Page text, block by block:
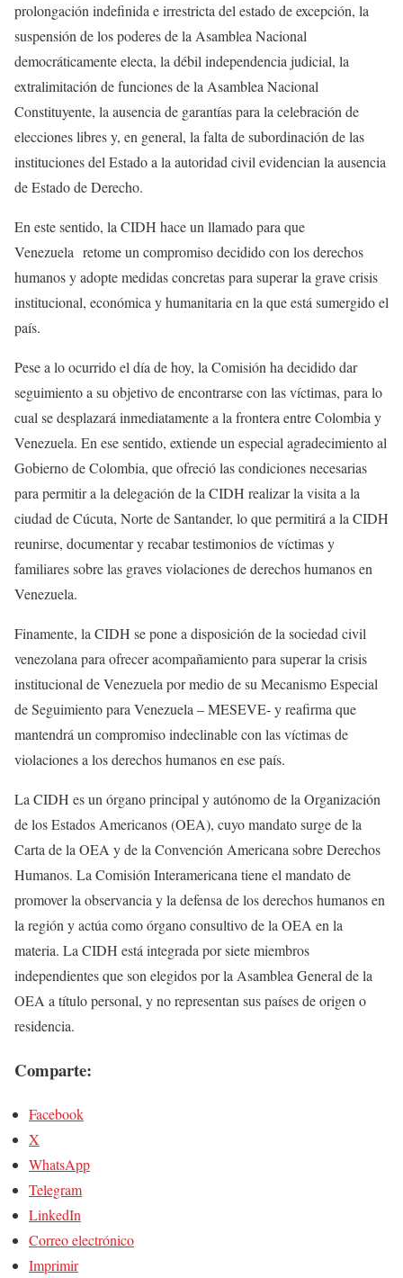
prolongación indefinida e irrestricta del estado de excepción, la
suspensión de los poderes de la Asamblea Nacional
democráticamente electa, la débil independencia judicial, la
extralimitación de funciones de la Asamblea Nacional
Constituyente, la ausencia de garantías para la celebración de
elecciones libres y, en general, la falta de subordinación de las
instituciones del Estado a la autoridad civil evidencian la ausencia
de Estado de Derecho.
En este sentido, la CIDH hace un llamado para que
Venezuela retome un compromiso decidido con los derechos
humanos y adopte medidas concretas para superar la grave crisis
institucional, económica y humanitaria en la que está sumergido el
país.
Pese a lo ocurrido el día de hoy, la Comisión ha decidido dar
seguimiento a su objetivo de encontrarse con las víctimas, para lo
cual se desplazará inmediatamente a la frontera entre Colombia y
Venezuela. En ese sentido, extiende un especial agradecimiento al
Gobierno de Colombia, que ofreció las condiciones necesarias
para permitir a la delegación de la CIDH realizar la visita a la
ciudad de Cúcuta, Norte de Santander, lo que permitirá a la CIDH
reunirse, documentar y recabar testimonios de víctimas y
familiares sobre las graves violaciones de derechos humanos en
Venezuela.
Finamente, la CIDH se pone a disposición de la sociedad civil
venezolana para ofrecer acompañamiento para superar la crisis
institucional de Venezuela por medio de su Mecanismo Especial
de Seguimiento para Venezuela – MESEVE- y reafirma que
mantendrá un compromiso indeclinable con las víctimas de
violaciones a los derechos humanos en ese país.
La CIDH es un órgano principal y autónomo de la Organización
de los Estados Americanos (OEA), cuyo mandato surge de la
Carta de la OEA y de la Convención Americana sobre Derechos
Humanos. La Comisión Interamericana tiene el mandato de
promover la observancia y la defensa de los derechos humanos en
la región y actúa como órgano consultivo de la OEA en la
materia. La CIDH está integrada por siete miembros
independientes que son elegidos por la Asamblea General de la
OEA a título personal, y no representan sus países de origen o
residencia.
Comparte:
Facebook
X
WhatsApp
Telegram
LinkedIn
Correo electrónico
Imprimir